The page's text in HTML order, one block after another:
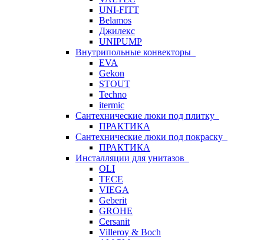
UNI-FITT
Belamos
Джилекс
UNIPUMP
Внутрипольные конвекторы
EVA
Gekon
STOUT
Techno
itermic
Сантехнические люки под плитку
ПРАКТИКА
Сантехнические люки под покраску
ПРАКТИКА
Инсталляции для унитазов
OLI
TECE
VIEGA
Geberit
GROHE
Cersanit
Villeroy & Boch